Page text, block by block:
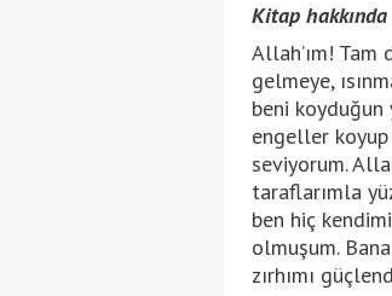
Kitap hakkında
Allah’ım!
gelmeye,
beni koyduğun
engeller
seviyorum.
taraflarımla
ben hiç
olmuşum.
zırhımı